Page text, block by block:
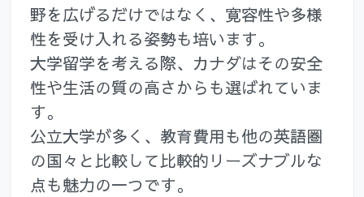
野を広げるだけではなく、寛容性や多様
性を受け入れる姿勢も培います。
大学留学を考える際、カナダはその安全
性や生活の質の高さからも選ばれていま
す。
公立大学が多く、教育費用も他の英語圏
の国々と比較して比較的リーズナブルな
点も魅力の一つです。